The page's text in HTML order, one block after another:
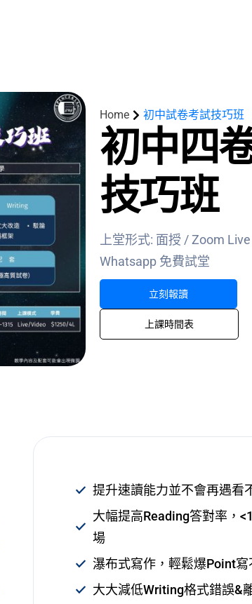
Home 初中試卷考試技巧班
初中四
技巧班​
上堂形式: 面授 / Zoom
Whatsapp 免費試堂
立刻報讀
上課時間表
提升速讀能力並不會再遇看
大幅提高Reading答對率，
場
瀑布式寫作，輕鬆爆Point
大大減低Writing格式錯誤&